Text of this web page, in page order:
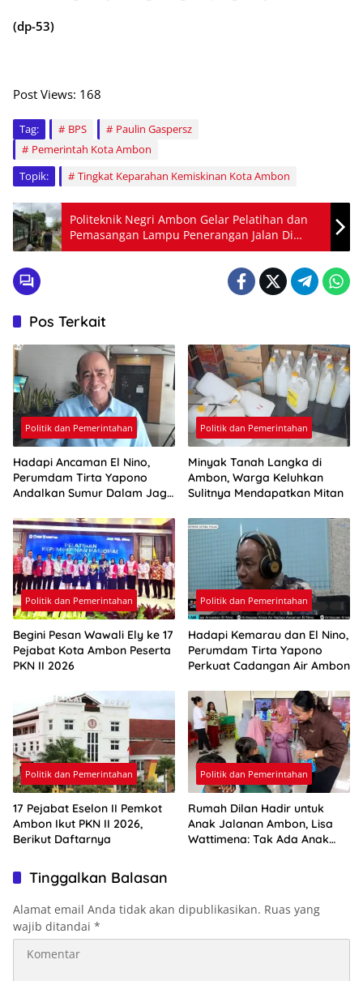
(dp-53)
Post Views: 168
Tag: BPS
Paulin Gaspersz
Pemerintah Kota Ambon
Topik:
Tingkat Keparahan Kemiskinan Kota Ambon
Politeknik Negri Ambon Gelar Pelatihan dan
Pemasangan Lampu Penerangan Jalan Di
Waitatiri
Pos Terkait
Politik dan Pemerintahan
Hadapi Ancaman El Nino,
Perumdam Tirta Yapono
Andalkan Sumur Dalam Jaga
Politik dan Pemerintahan
Minyak Tanah Langka di
Ambon, Warga Keluhkan
Sulitnya Mendapatkan Mitan
Politik dan Pemerintahan
Begini Pesan Wawali Ely ke 17
Pejabat Kota Ambon Peserta
PKN II 2026
Politik dan Pemerintahan
Hadapi Kemarau dan El Nino,
Perumdam Tirta Yapono
Perkuat Cadangan Air Ambon
Politik dan Pemerintahan
17 Pejabat Eselon II Pemkot
Ambon Ikut PKN II 2026,
Berikut Daftarnya
Politik dan Pemerintahan
Rumah Dilan Hadir untuk
Anak Jalanan Ambon, Lisa
Wattimena: Tak Ada Anak
Tinggalkan Balasan
Alamat email Anda tidak akan dipublikasikan. Ruas yang
wajib ditandai *